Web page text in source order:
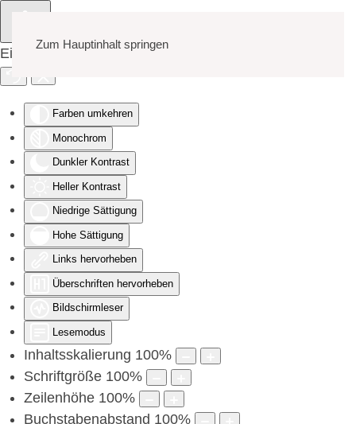
Eingabehilfen öffnen
Farben umkehren
Monochrom
Dunkler Kontrast
Heller Kontrast
Niedrige Sättigung
Hohe Sättigung
Links hervorheben
Überschriften hervorheben
Bildschirmleser
Lesemodus
Inhaltsskalierung 100%
Schriftgröße 100%
Zeilenhöhe 100%
Buchstabenabstand 100%
Zum Hauptinhalt springen